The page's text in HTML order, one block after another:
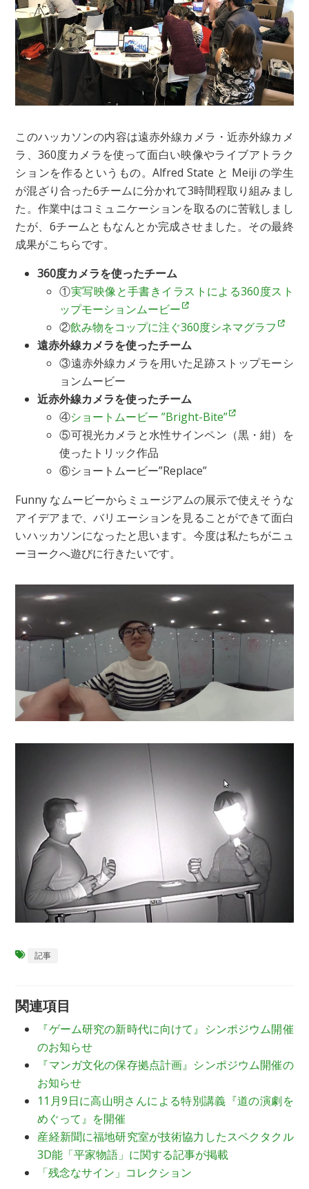
このハッカソンの内容は遠赤外線カメラ・近赤外線カメ
ラ、360度カメラを使って面白い映像やライブアトラク
ションを作るというもの。Alfred State と Meiji の学生
が混ざり合った6チームに分かれて3時間程取り組みまし
た。作業中はコミュニケーションを取るのに苦戦しまし
たが、6チームともなんとか完成させました。その最終
成果がこちらです。
360度カメラを使ったチーム
①実写映像と手書きイラストによる360度スト
ップモーションムービー
②飲み物をコップに注ぐ360度シネマグラフ
遠赤外線カメラを使ったチーム
③遠赤外線カメラを用いた足跡ストップモーシ
ョンムービー
近赤外線カメラを使ったチーム
④ショートムービー ”Bright-Bite”
⑤可視光カメラと水性サインペン（黒・紺）を
使ったトリック作品
⑥ショートムービー”Replace”
Funny なムービーからミュージアムの展示で使えそうな
アイデアまで、バリエーションを見ることができて面白
いハッカソンになったと思います。今度は私たちがニュ
ーヨークへ遊びに行きたいです。
記事
関連項目
『ゲーム研究の新時代に向けて』シンポジウム開催
のお知らせ
『マンガ文化の保存拠点計画』シンポジウム開催の
お知らせ
11月9日に高山明さんによる特別講義『道の演劇を
めぐって』を開催
産経新聞に福地研究室が技術協力したスペクタクル
3D能「平家物語」に関する記事が掲載
「残念なサイン」コレクション